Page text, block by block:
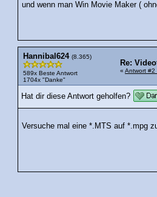
und wenn man Win Movie Maker (
Hannibal624 (8.365)
589x Beste Antwort
1704x "Danke"
Re:
« Antwort #2
Hat dir diese Antwort geholfen?
Versuche mal eine *.MTS auf *.mpg